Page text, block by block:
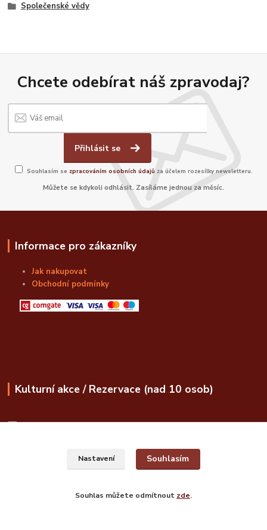
Společenské vědy
Chcete odebírat náš zpravodaj?
Přihlásit se
Souhlasím se zpracováním osobních údajů za účelem rozesílky newsletteru.
Můžete se kdykoli odhlásit. Zasíláme jednou za měsíc.
Informace pro zákazníky
Jak nakupovat
Obchodní podmínky
Kulturní akce / Rezervace (nad 10 osob)
obchod@bozskalahvice.cz
Nastavení Souhlasím
Souhlas můžete odmítnout zde.